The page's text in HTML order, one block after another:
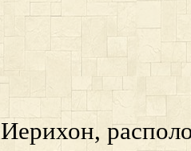
Иерихон,